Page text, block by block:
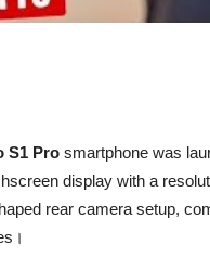
S1 Pro smartphone was
display with a
rear camera setup,